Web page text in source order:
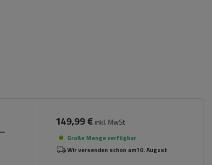
149,99 € inkl. MwSt
Große Menge verfügbar
Wir versenden schon am10. August